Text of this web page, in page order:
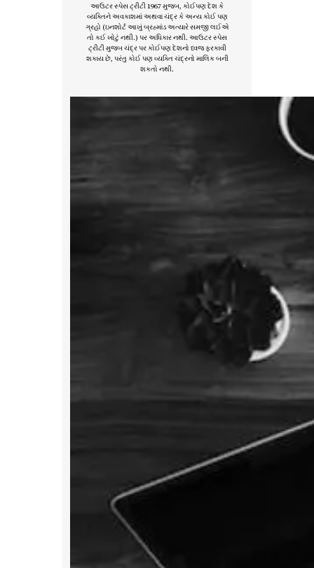
આઉટર સ્પેસ ટ્રીટી 1967 મુજબ, કોઈપણ દેશ કે
વ્યક્તિને અવકાશમાં અથવા ચંદ્ર કે અન્ય કોઈ પણ
ગ્રહો (ઇનશોર્ટ આખું બ્રહ્માંડ અત્યારે સમજી લઈએ
તો કઈ ખોટું નથી.) પર અધિકાર નથી. આઉટર સ્પેસ
ટ્રીટી મુજબ ચંદ્ર પર કોઈપણ દેશનો ધ્વજ ફરકાવી
શકાય છે, પરંતુ કોઈ પણ વ્યક્તિ ચંદ્રનો માલિક બની
શકતો નથી.